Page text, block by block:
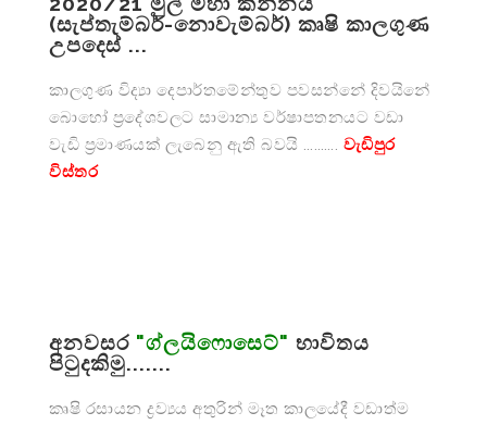
(සැප්තැම්බර්-නොවැම්බර්) කෘෂි කාලගුණ
උපදෙස් ...
කාලගුණ විද්‍යා දෙපාර්තමේන්තුව පවසන්නේ දිවයිනේ
බොහෝ ප්‍රදේශවලට සාමාන්‍ය වර්ෂාපතනයට වඩා
වැඩි ප්‍රමාණයක් ලැබෙනු ඇති බවයි ………. වැඩිපුර
විස්තර
අනවසර "ග්ලයිෆොසෙට්" භාවිතය
පිටුදකිමු.......
කෘෂි රසායන ද්‍රව්‍යය අතුරින් මෑත කාලයේදී වඩාත්ම